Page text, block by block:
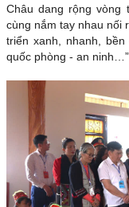
Châu dang rộng
cùng nắm tay nhau nối
triển xanh, nhanh,
quốc phòng - an ninh…”